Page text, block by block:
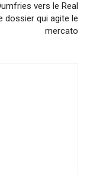
vers le Real
dossier qui agite le
mercato